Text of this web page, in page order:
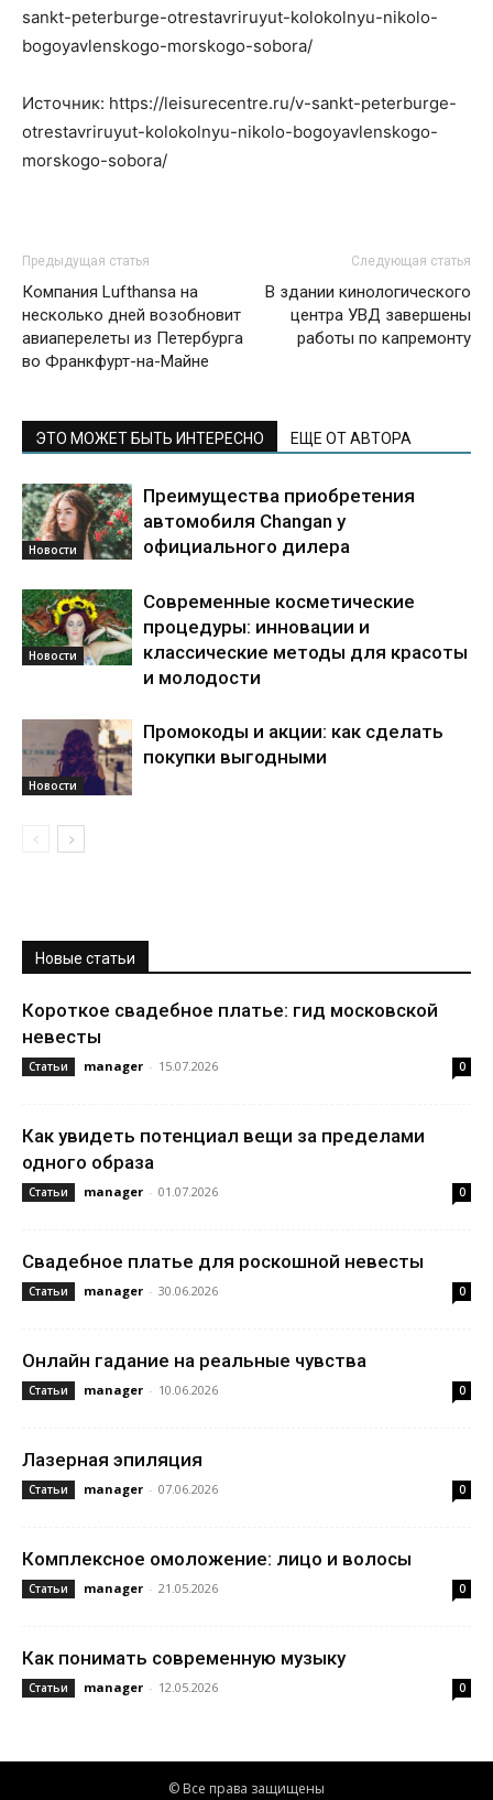
sankt-peterburge-otrestavriruyut-kolokolnyu-nikolo-
bogoyavlenskogo-morskogo-sobora/
Источник: https://leisurecentre.ru/v-sankt-peterburge-
otrestavriruyut-kolokolnyu-nikolo-bogoyavlenskogo-
morskogo-sobora/
Предыдущая статья
Компания Lufthansa на
несколько дней возобновит
авиаперелеты из Петербурга
во Франкфурт-на-Майне
Следующая статья
В здании кинологического
центра УВД завершены
работы по капремонту
ЭТО МОЖЕТ БЫТЬ ИНТЕРЕСНО ЕЩЕ ОТ АВТОРА
Новости
Преимущества приобретения
автомобиля Changan у
официального дилера
Новости
Современные косметические
процедуры: инновации и
классические методы для красоты
и молодости
Новости
Промокоды и акции: как сделать
покупки выгодными
Новые статьи
Короткое свадебное платье: гид московской
невесты
Статьи manager - 15.07.2026 0
Как увидеть потенциал вещи за пределами
одного образа
Статьи manager - 01.07.2026 0
Свадебное платье для роскошной невесты
Статьи manager - 30.06.2026 0
Онлайн гадание на реальные чувства
Статьи manager - 10.06.2026 0
Лазерная эпиляция
Статьи manager - 07.06.2026 0
Комплексное омоложение: лицо и волосы
Статьи manager - 21.05.2026 0
Как понимать современную музыку
Статьи manager - 12.05.2026 0
© Все права защищены